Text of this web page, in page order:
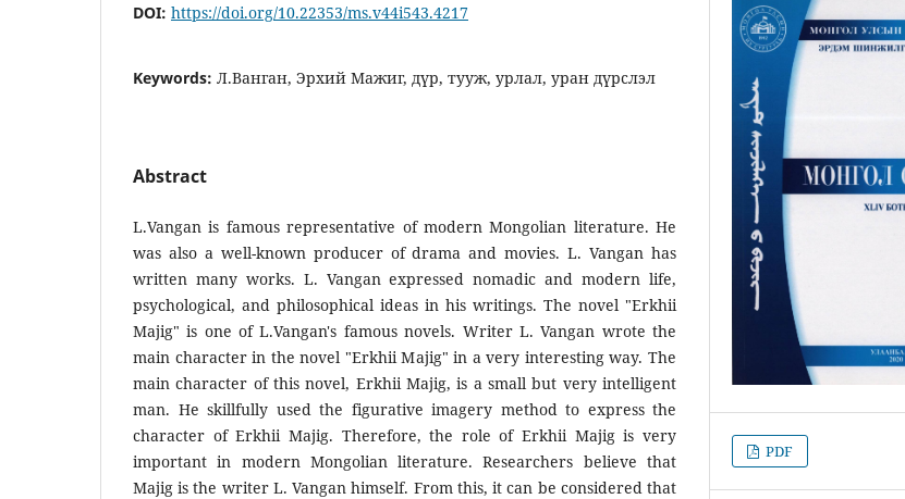
DOI: https://doi.org/10.22353/ms.v44i543.4217
Keywords: Л.Ванган, Эрхий Мажиг, дүр, тууж, урлал, уран дүрслэл
Abstract
L.Vangan is famous representative of modern Mongolian literature. He
was also a well-known producer of drama and movies. L. Vangan has
written many works. L. Vangan expressed nomadic and modern life,
psychological, and philosophical ideas in his writings. The novel "Erkhii
Majig" is one of L.Vangan's famous novels. Writer L. Vangan wrote the
main character in the novel "Erkhii Majig" in a very interesting way. The
main character of this novel, Erkhii Majig, is a small but very intelligent
man. He skillfully used the figurative imagery method to express the
character of Erkhii Majig. Therefore, the role of Erkhii Majig is very
important in modern Mongolian literature. Researchers believe that
Majig is the writer L. Vangan himself. From this, it can be considered that
PDF